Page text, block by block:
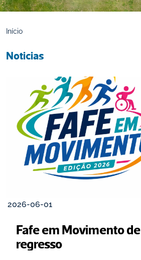
Início
Noticias
2026-06-01
Fafe em Movimento de
regresso